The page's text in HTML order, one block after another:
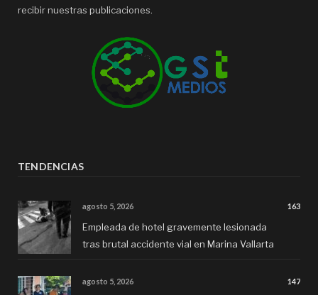
recibir nuestras publicaciones.
TENDENCIAS
agosto 5, 2026 163
Empleada de hotel gravemente lesionada
tras brutal accidente vial en Marina Vallarta
agosto 5, 2026 147